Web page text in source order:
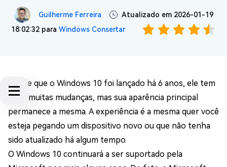
Guilherme Ferreira
Atualizado em 2026-01-19
18:02:32 para Windows Consertar
Desde que o Windows 10 foi lançado há 6 anos, ele tem
visto muitas mudanças, mas sua aparência principal
permanece a mesma. A experiência é a mesma quer você
esteja pegando um dispositivo novo ou que não tenha
sido atualizado há algum tempo.
O Windows 10 continuará a ser suportado pela